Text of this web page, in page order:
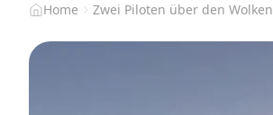
Home Zwei Piloten über den Wolken